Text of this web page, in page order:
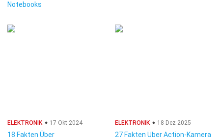
Notebooks
ELEKTRONIK 17 Okt 2024
18 Fakten Über
ELEKTRONIK 18 Dez 2025
27 Fakten Über Action-Kamera